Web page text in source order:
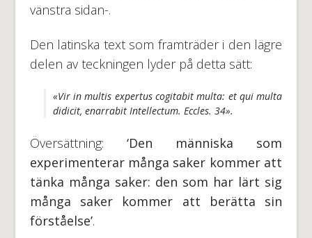
vänstra sidan-.
Den latinska text som framträder i den lägre
delen av teckningen lyder på detta sätt:
«Vir in multis expertus cogitabit multa: et qui multa
didicit, enarrabit Intellectum. Eccles. 34».
Översättning: ‘Den människa som
experimenterar många saker kommer att
tänka många saker: den som har lärt sig
många saker kommer att berätta sin
förståelse’.